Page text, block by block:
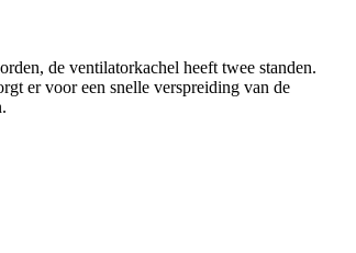
de ventilatorkachel heeft twee standen.
er voor een snelle verspreiding van de